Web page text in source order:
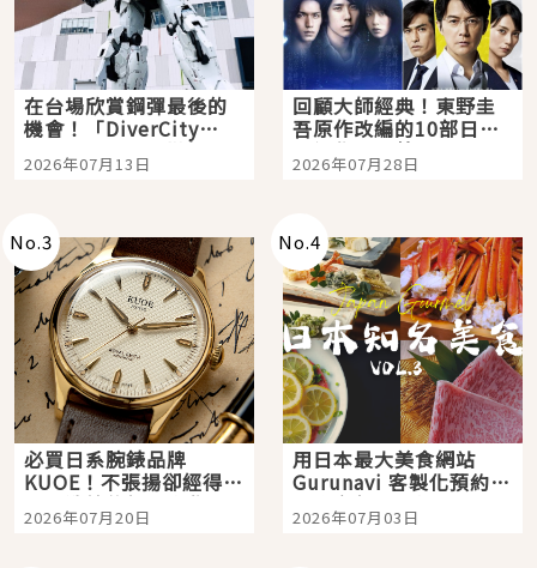
在台場欣賞鋼彈最後的
機會！「DiverCity
Tokyo Plaza」搭船、
購物、美食及夜景，一
2026年07月13日
回顧大師經典！東野圭
吾原作改編的10部日本
影視作品推薦
2026年07月28日
No.3
必買日系腕錶品牌
KUOE！不張揚卻經得起
時間洗鍊的經典之作五
選
2026年07月20日
No.4
用日本最大美食網站
Gurunavi 客製化預約九
大都市餐廳，打造專屬
美食體驗！
2026年07月03日